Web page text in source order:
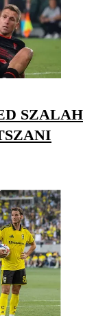
SZALAH